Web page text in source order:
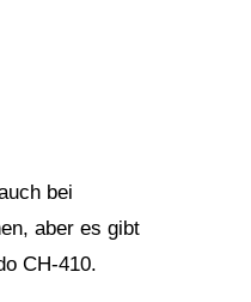
bei
aber es gibt
CH-410.